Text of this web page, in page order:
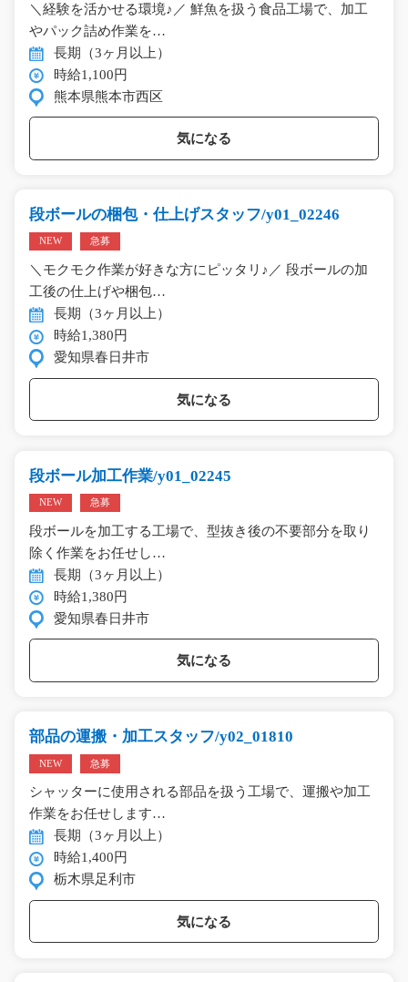
＼経験を活かせる環境♪／ 鮮魚を扱う食品工場で、加工
やパック詰め作業を…
長期（3ヶ月以上）
時給1,100円
熊本県熊本市西区
気になる
段ボールの梱包・仕上げスタッフ/y01_02246
NEW 急募
＼モクモク作業が好きな方にピッタリ♪／ 段ボールの加
工後の仕上げや梱包…
長期（3ヶ月以上）
時給1,380円
愛知県春日井市
気になる
段ボール加工作業/y01_02245
NEW 急募
段ボールを加工する工場で、型抜き後の不要部分を取り
除く作業をお任せし…
長期（3ヶ月以上）
時給1,380円
愛知県春日井市
気になる
部品の運搬・加工スタッフ/y02_01810
NEW 急募
シャッターに使用される部品を扱う工場で、運搬や加工
作業をお任せします…
長期（3ヶ月以上）
時給1,400円
栃木県足利市
気になる